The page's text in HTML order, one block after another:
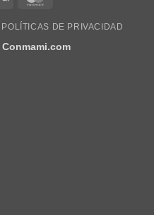
POLÍTICAS DE PRIVACIDAD
Conmami.com